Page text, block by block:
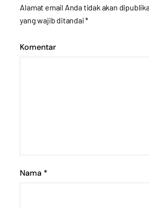
Alamat email Anda tidak akan
yang wajib ditandai*
Komentar
Nama *